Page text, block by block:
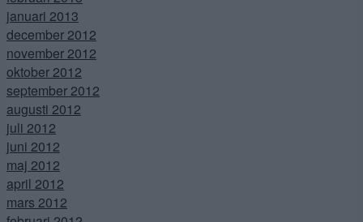
januari 2013
december 2012
november 2012
oktober 2012
september 2012
augusti 2012
juli 2012
juni 2012
maj 2012
april 2012
mars 2012